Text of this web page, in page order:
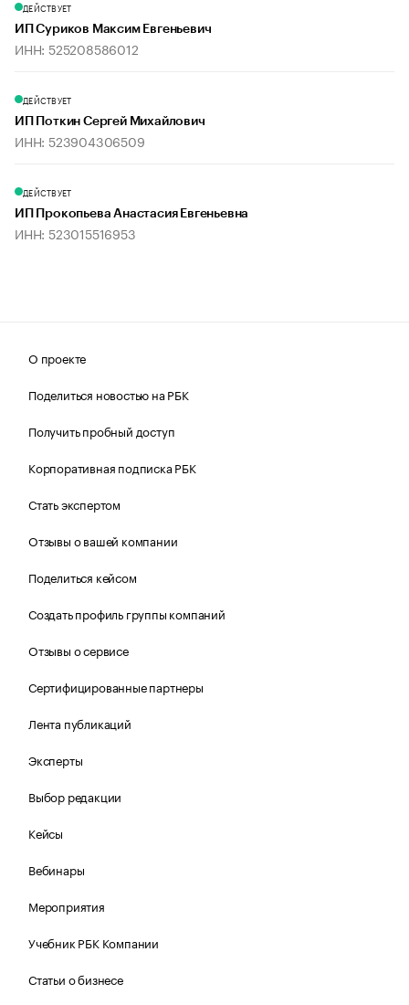
ДЕЙСТВУЕТ
ИП Суриков Максим Евгеньевич
ИНН: 525208586012
ДЕЙСТВУЕТ
ИП Поткин Сергей Михайлович
ИНН: 523904306509
ДЕЙСТВУЕТ
ИП Прокопьева Анастасия Евгеньевна
ИНН: 523015516953
О проекте
Поделиться новостью на РБК
Получить пробный доступ
Корпоративная подписка РБК
Стать экспертом
Отзывы о вашей компании
Поделиться кейсом
Создать профиль группы компаний
Отзывы о сервисе
Сертифицированные партнеры
Лента публикаций
Эксперты
Выбор редакции
Кейсы
Вебинары
Мероприятия
Учебник РБК Компании
Статьи о бизнесе